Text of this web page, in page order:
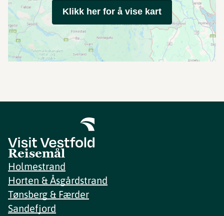
Klikk her for å vise kart
Reisemål
Holmestrand
Horten & Åsgårdstrand
Tønsberg & Færder
Sandefjord